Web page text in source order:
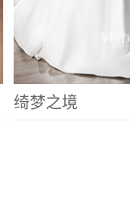
绮梦之境